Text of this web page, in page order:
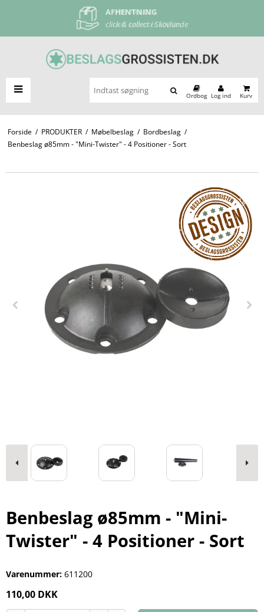
AFHENTNING
click & collect i Skovlunde
FRI FRAGT
ved køb over 500 kr
Ordbog Log ind Kurv
Forside / PRODUKTER / Møbelbeslag / Bordbeslag /
Benbeslag ø85mm - "Mini-Twister" - 4 Positioner - Sort
Benbeslag ø85mm - "Mini-
Twister" - 4 Positioner - Sort
Varenummer: 611200
110,00 DKK